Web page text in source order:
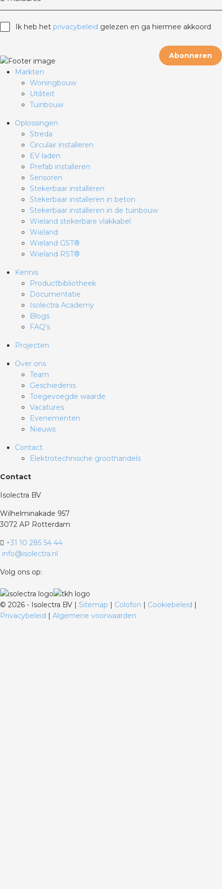
Ik heb het privacybeleid gelezen en ga hiermee akkoord
Abonneren
Markten
Woningbouw
Utiliteit
Tuinbouw
Oplossingen
Streda
Circulair installeren
EV laden
Prefab installeren
Sensoren
Stekerbaar installeren
Stekerbaar installeren in beton
Stekerbaar installeren in de tuinbouw
Wieland stekerbare vlakkabel
Wieland
Wieland GST®
Wieland RST®
Kennis
Productbibliotheek
Documentatie
Isolectra Academy
Blogs
FAQ's
Projecten
Over ons
Team
Geschiedenis
Toegevoegde waarde
Vacatures
Evenementen
Nieuws
Contact
Elektrotechnische groothandels
Contact
Isolectra BV
Wilhelminakade 957
3072 AP Rotterdam
+31 10 285 54 44
info@isolectra.nl
Volg ons op:
© 2026 - Isolectra BV | Sitemap | Colofon | Cookiebeleid |
Privacybeleid | Algemene voorwaarden